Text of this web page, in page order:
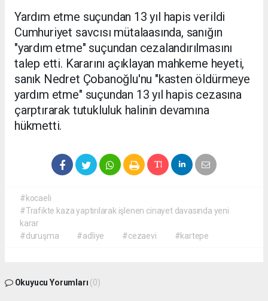
Yardım etme suçundan 13 yıl hapis verildi
Cumhuriyet savcısı mütalaasında, sanığın
"yardım etme" suçundan cezalandırılmasını
talep etti. Kararını açıklayan mahkeme heyeti,
sanık Nedret Çobanoğlu'nu "kasten öldürmeye
yardım etme" suçundan 13 yıl hapis cezasına
çarptırarak tutukluluk halinin devamına
hükmetti.
#kocaeli
#Trafikte kaza yaptırılarak işlenen cinayet davasında yeni
karar
#duruşma
#adliye #cezaevi #kartepe
Okuyucu Yorumları (0)